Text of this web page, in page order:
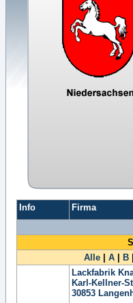
Info
Firma
Alle
A B
Lackfabrik
Karl-Kellner-
30853